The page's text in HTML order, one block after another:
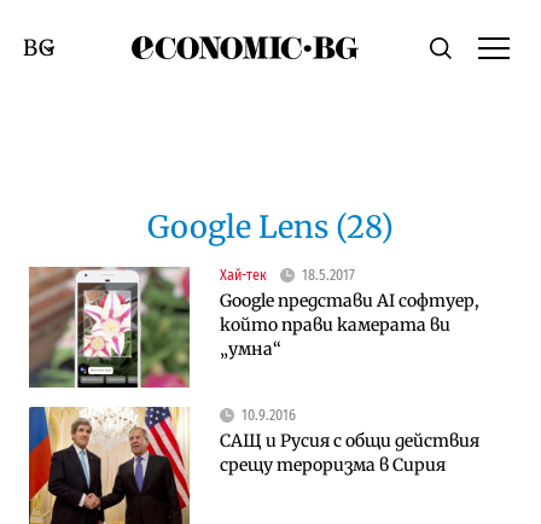
Economic.bgТърсене
Смяна на език
Google Lens (28)
Хай-тек 18.5.2017
Google представи AI софтуер,
който прави камерата ви
„умна“
10.9.2016
САЩ и Русия с общи действия
срещу тероризма в Сирия